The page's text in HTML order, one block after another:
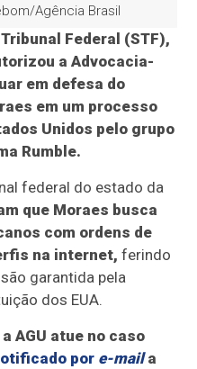
Agência Brasil
Federal (STF),
a Advocacia-
em defesa do
em um processo
Unidos pelo grupo
Rumble.
federal do estado da
que Moraes busca
com ordens de
na internet, ferindo
garantida pela
dos EUA.
AGU atue no caso
por e-mail a